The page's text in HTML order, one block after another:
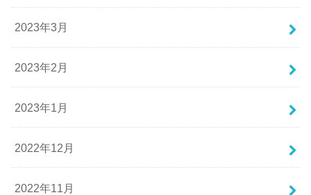
2023年3月
2023年2月
2023年1月
2022年12月
2022年11月